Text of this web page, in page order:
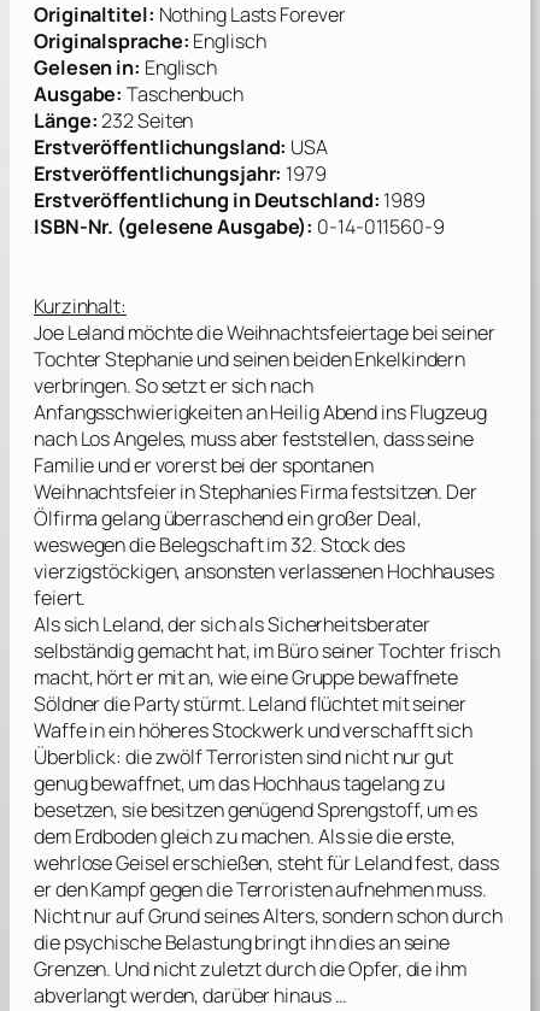
Originaltitel: Nothing Lasts Forever
Originalsprache: Englisch
Gelesen in: Englisch
Ausgabe: Taschenbuch
Länge:232 Seiten
Erstveröffentlichungsland: USA
Erstveröffentlichungsjahr: 1979
Erstveröffentlichung in Deutschland: 1989
ISBN-Nr. (gelesene Ausgabe): 0-14-011560-9
Kurzinhalt:
Joe Leland möchte die Weihnachtsfeiertage bei seiner
Tochter Stephanie und seinen beiden Enkelkindern
verbringen. So setzt er sich nach
Anfangsschwierigkeiten an Heilig Abend ins Flugzeug
nach Los Angeles, muss aber feststellen, dass seine
Familie und er vorerst bei der spontanen
Weihnachtsfeier in Stephanies Firma festsitzen. Der
Ölfirma gelang überraschend ein großer Deal,
weswegen die Belegschaft im 32. Stock des
vierzigstöckigen, ansonsten verlassenen Hochhauses
feiert.
Als sich Leland, der sich als Sicherheitsberater
selbständig gemacht hat, im Büro seiner Tochter frisch
macht, hört er mit an, wie eine Gruppe bewaffnete
Söldner die Party stürmt. Leland flüchtet mit seiner
Waffe in ein höheres Stockwerk und verschafft sich
Überblick: die zwölf Terroristen sind nicht nur gut
genug bewaffnet, um das Hochhaus tagelang zu
besetzen, sie besitzen genügend Sprengstoff, um es
dem Erdboden gleich zu machen. Als sie die erste,
wehrlose Geisel erschießen, steht für Leland fest, dass
er den Kampf gegen die Terroristen aufnehmen muss.
Nicht nur auf Grund seines Alters, sondern schon durch
die psychische Belastung bringt ihn dies an seine
Grenzen. Und nicht zuletzt durch die Opfer, die ihm
abverlangt werden, darüber hinaus …